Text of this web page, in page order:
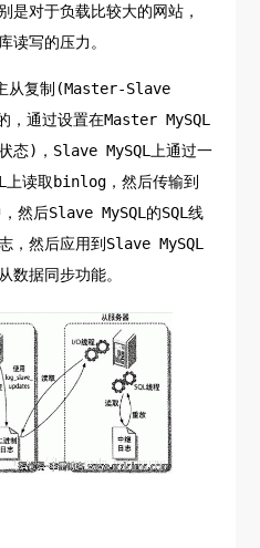
是对于负载比较大的网站，
读写的压力。
主从复制(Master-Slave
通过设置在Master MySQL
态)，Slave MySQL上通过一
上读取binlog，然后传输到
然后Slave MySQL的SQL线
，然后应用到Slave MySQL
数据同步功能。